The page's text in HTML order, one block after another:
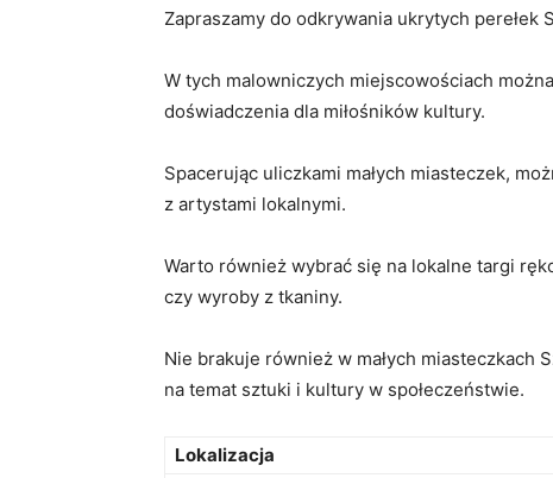
Zapraszamy do odkrywania ukrytych perełek
W tych malowniczych miejscowościach
doświadczenia dla miłośników kultury.
Spacerując uliczkami małych miasteczek,
z artystami lokalnymi.
Warto również wybrać się na lokalne targi
czy wyroby z tkaniny.
Nie brakuje również w małych
na temat sztuki i kultury w społeczeństwie.
Lokalizacja